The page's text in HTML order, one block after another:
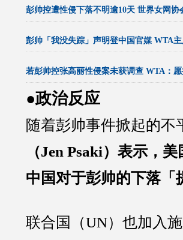
彭帅控遭性侵下落不明逾10天 世界女网协
彭帅「我没失踪」声明登中国官媒 WTA
若彭帅控张高丽性侵案未获调查 WTA：
●政治反应
随着彭帅事件掀起的不
（Jen Psaki）表示，
中国对于彭帅的下落「
联合国（UN）也加入